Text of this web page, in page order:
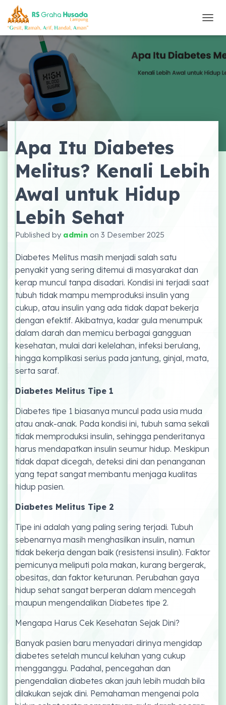
O
G
E
G
Apa Itu Diabetes
Melitus? Kenali Lebih
Awal untuk Hidup
Lebih Sehat
Published by admin on 3 Desember 2025
Diabetes Melitus masih menjadi salah satu
penyakit yang sering ditemui di masyarakat dan
kerap muncul tanpa disadari. Kondisi ini terjadi saat
tubuh tidak mampu memproduksi insulin yang
cukup, atau insulin yang ada tidak dapat bekerja
dengan efektif. Akibatnya, kadar gula menumpuk
dalam darah dan memicu berbagai gangguan
kesehatan, mulai dari kelelahan, infeksi berulang,
hingga komplikasi serius pada jantung, ginjal, mata,
serta saraf.
Diabetes Melitus Tipe 1
Diabetes tipe 1 biasanya muncul pada usia muda
atau anak-anak. Pada kondisi ini, tubuh sama sekali
tidak memproduksi insulin, sehingga penderitanya
harus mendapatkan insulin seumur hidup. Meskipun
tidak dapat dicegah, deteksi dini dan penanganan
yang tepat sangat membantu menjaga kualitas
hidup pasien.
Diabetes Melitus Tipe 2
Tipe ini adalah yang paling sering terjadi. Tubuh
sebenarnya masih menghasilkan insulin, namun
tidak bekerja dengan baik (resistensi insulin). Faktor
pemicunya meliputi pola makan, kurang bergerak,
obesitas, dan faktor keturunan. Perubahan gaya
hidup sehat sangat berperan dalam mencegah
maupun mengendalikan Diabetes tipe 2.
Mengapa Harus Cek Kesehatan Sejak Dini?
Banyak pasien baru menyadari dirinya mengidap
diabetes setelah muncul keluhan yang cukup
mengganggu. Padahal, pencegahan dan
pengendalian diabetes akan jauh lebih mudah bila
dilakukan sejak dini. Pemahaman mengenai pola